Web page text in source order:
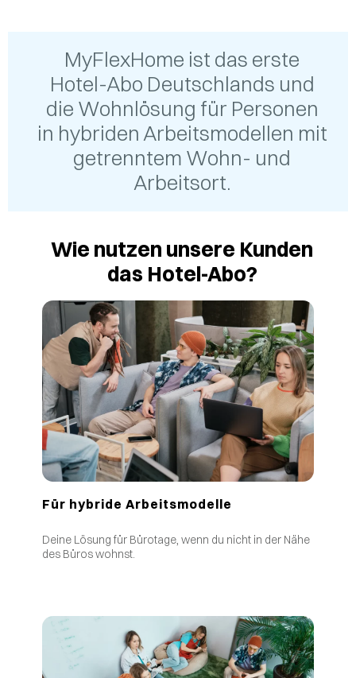
MyFlexHome ist das erste
Hotel-Abo Deutschlands und
die Wohnlösung für Personen
in hybriden Arbeitsmodellen mit
getrenntem Wohn- und
Arbeitsort.
Wie nutzen unsere Kunden
das Hotel-Abo?
Für hybride Arbeitsmodelle
Deine Lösung für Bürotage, wenn du nicht in der Nähe
des Büros wohnst.